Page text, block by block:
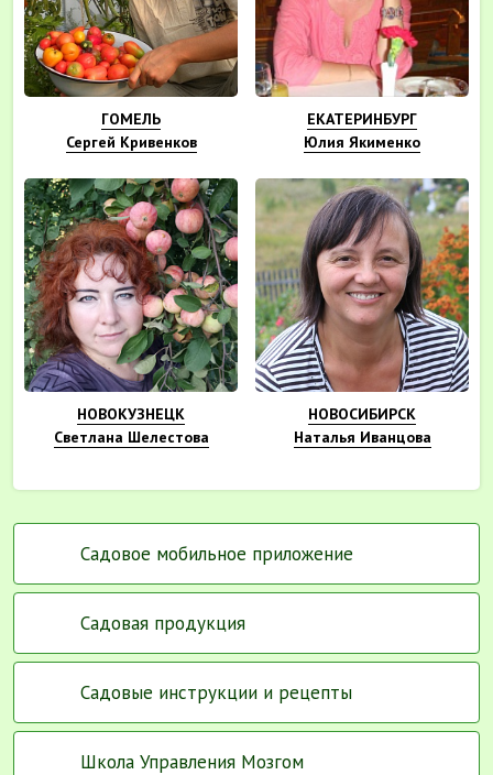
ГОМЕЛЬ
Сергей Кривенков
ЕКАТЕРИНБУРГ
Юлия Якименко
НОВОКУЗНЕЦК
Светлана Шелестова
НОВОСИБИРСК
Наталья Иванцова
Садовое мобильное приложение
Садовая продукция
Садовые инструкции и рецепты
Школа Управления Мозгом